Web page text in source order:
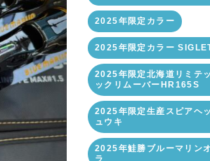
2025年限定カラー
2025年限定カラー
2025年限定北海道リミテ
ックリムーバーHR165S
2025年限定生産スピアヘ
ュウキ
2025年鮭勝ブルーマリン
ラ